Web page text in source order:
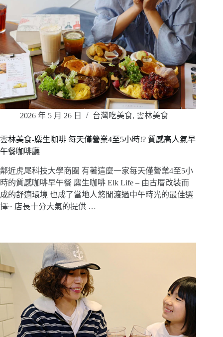
2026 年 5 月 26 日 台灣吃美食, 雲林美食
雲林美食-麋生咖啡 每天僅營業4至5小時!? 質感高人氣早
午餐咖啡廳
鄰近虎尾科技大學商圈 有著這麼一家每天僅營業4至5小
時的質感咖啡早午餐 麋生咖啡 Elk Life – 由古厝改裝而
成的舒適環境 也成了當地人悠閒渡過中午時光的最佳選
擇~ 店長十分大氣的提供 …